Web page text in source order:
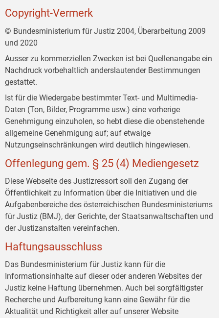
Copyright-Vermerk
© Bundesministerium für Justiz 2004, Überarbeitung 2009
und 2020
Ausser zu kommerziellen Zwecken ist bei Quellenangabe ein
Nachdruck vorbehaltlich anderslautender Bestimmungen
gestattet.
Ist für die Wiedergabe bestimmter Text- und Multimedia-
Daten (Ton, Bilder, Programme usw.) eine vorherige
Genehmigung einzuholen, so hebt diese die obenstehende
allgemeine Genehmigung auf; auf etwaige
Nutzungseinschränkungen wird deutlich hingewiesen.
Offenlegung gem. § 25 (4) Mediengesetz
Diese Webseite des Justizressort soll den Zugang der
Öffentlichkeit zu Information über die Initiativen und die
Aufgabenbereiche des österreichischen Bundesministeriums
für Justiz (BMJ), der Gerichte, der Staatsanwaltschaften und
der Justizanstalten vereinfachen.
Haftungsausschluss
Das Bundesministerium für Justiz kann für die
Informationsinhalte auf dieser oder anderen Websites der
Justiz keine Haftung übernehmen. Auch bei sorgfältigster
Recherche und Aufbereitung kann eine Gewähr für die
Aktualität und Richtigkeit aller auf unserer Website